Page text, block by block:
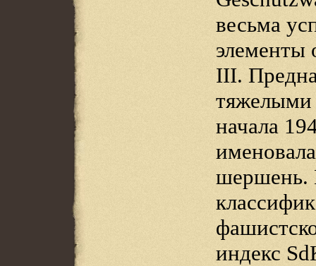
весьма
элементы
III.
тяжелыми
начала
шершень.
индекс